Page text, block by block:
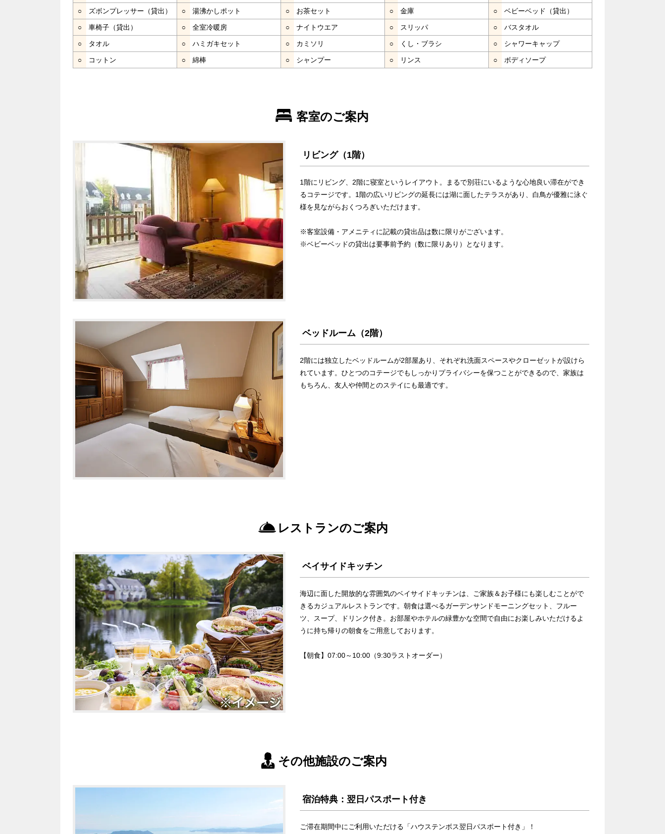
○ ズボンプレッサー（貸出） ○ 湯沸かしポット ○ お茶セット ○ 金庫 ○ ベビーベッド（貸出）
○ 車椅子（貸出） ○ 全室冷暖房 ○ ナイトウエア ○ スリッパ ○ バスタオル
○ タオル ○ ハミガキセット ○ カミソリ ○ くし・ブラシ ○ シャワーキャップ
○ コットン ○ 綿棒 ○ シャンプー ○ リンス ○ ボディソープ
客室のご案内
リビング（1階）
1階にリビング、2階に寝室というレイアウト。まるで別荘にいるような心地良い滞在ができ
るコテージです。1階の広いリビングの延長には湖に面したテラスがあり、白鳥が優雅に泳ぐ
様を見ながらおくつろぎいただけます。
※客室設備・アメニティに記載の貸出品は数に限りがございます。
※ベビーベッドの貸出は要事前予約（数に限りあり）となります。
ベッドルーム（2階）
2階には独立したベッドルームが2部屋あり、それぞれ洗面スペースやクローゼットが設けら
れています。ひとつのコテージでもしっかりプライバシーを保つことができるので、家族は
もちろん、友人や仲間とのステイにも最適です。
レストランのご案内
ベイサイドキッチン
海辺に面した開放的な雰囲気のベイサイドキッチンは、ご家族＆お子様にも楽しむことがで
きるカジュアルレストランです。朝食は選べるガーデンサンドモーニングセット、フルー
ツ、スープ、ドリンク付き。お部屋やホテルの緑豊かな空間で自由にお楽しみいただけるよ
うに持ち帰りの朝食をご用意しております。
【朝食】07:00～10:00（9:30ラストオーダー）
その他施設のご案内
宿泊特典：翌日パスポート付き
ご滞在期間中にご利用いただける「ハウステンボス翌日パスポート付き」！